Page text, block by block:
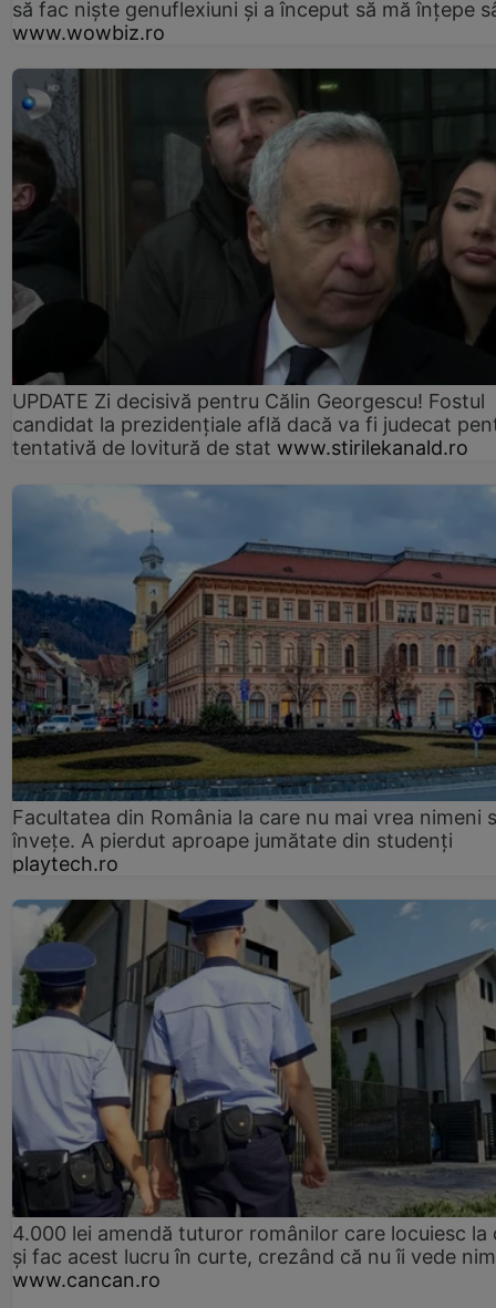
să fac niște genuflexiuni și a început să mă înțepe
www.wowbiz.ro
UPDATE Zi decisivă pentru Călin Georgescu! Fostul
candidat la prezidențiale află dacă va fi judecat
tentativă de lovitură de stat www.stirilekanald.ro
Facultatea din România la care nu mai vrea nimeni
înveţe. A pierdut aproape jumătate din studenţi
playtech.ro
4.000 lei amendă tuturor românilor care locuiesc la
și fac acest lucru în curte, crezând că nu îi vede
www.cancan.ro